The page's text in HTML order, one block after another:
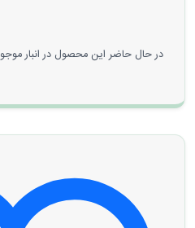
در حال حاضر این محصول در انبار